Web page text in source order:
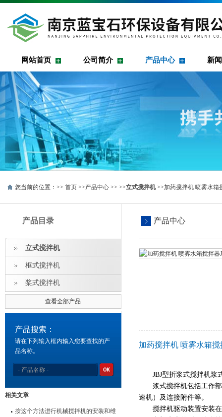
网站首页 公司简介 产品中心 新
您当前的位置：>> 首页 >>产品中心 >> >>立式搅拌机>>加药搅拌机 喷雾水箱
产品目录
立式搅拌机
框式搅拌机
桨式搅拌机
查看全部产品
产品搜索：
请在下列输入框内输入您要查找的产
品名称。
相关文章
按这个方法进行机械搅拌机的安装和维
产品中心
加药搅拌机 喷雾水箱搅
JBJ型折浆式搅拌机浆
浆式搅拌机包括工作
速机）及连接附件等。
搅拌机驱动装置安装